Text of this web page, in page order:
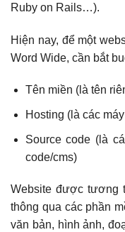
Ruby on Rails…).
Hiện nay, để một
Word Wide, cần bắt
Tên miền (là tên
Hosting (là các
Source code (là
code/cms)
Website được tương
thông qua các phần
văn bản, hình ảnh,